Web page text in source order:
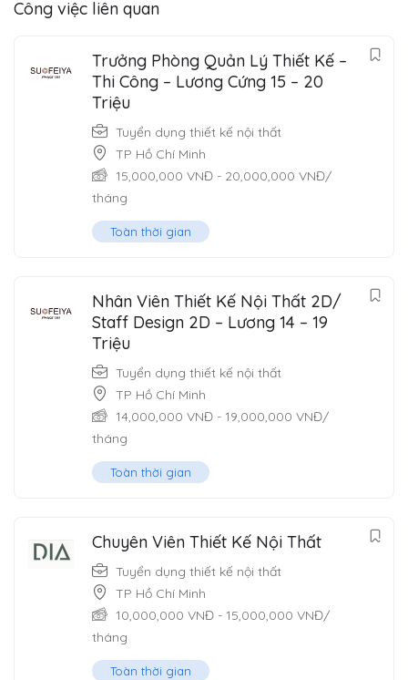
Công việc liên quan
Trưởng Phòng Quản Lý Thiết Kế –
Thi Công – Lương Cứng 15 – 20
Triệu
Tuyển dụng thiết kế nội thất
TP Hồ Chí Minh
15,000,000 VNĐ - 20,000,000 VNĐ/
tháng
Toàn thời gian
Nhân Viên Thiết Kế Nội Thất 2D/
Staff Design 2D – Lương 14 – 19
Triệu
Tuyển dụng thiết kế nội thất
TP Hồ Chí Minh
14,000,000 VNĐ - 19,000,000 VNĐ/
tháng
Toàn thời gian
Chuyên Viên Thiết Kế Nội Thất
Tuyển dụng thiết kế nội thất
TP Hồ Chí Minh
10,000,000 VNĐ - 15,000,000 VNĐ/
tháng
Toàn thời gian